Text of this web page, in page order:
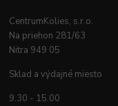
CentrumKolies, s.r.o.
Na priehon 281/63
Nitra 949 05
Sklad a výdajné miesto
9.30 - 15.00